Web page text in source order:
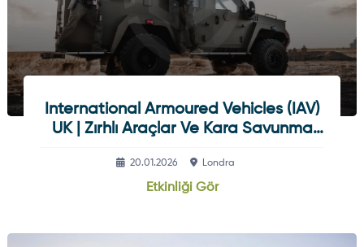
International Armoured Vehicles (IAV)
UK | Zırhlı Araçlar Ve Kara Savunma
20.01.2026 Londra
Etkinliği Gör